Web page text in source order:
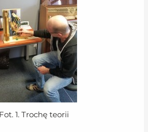
Fot. 1. Trochę teorii